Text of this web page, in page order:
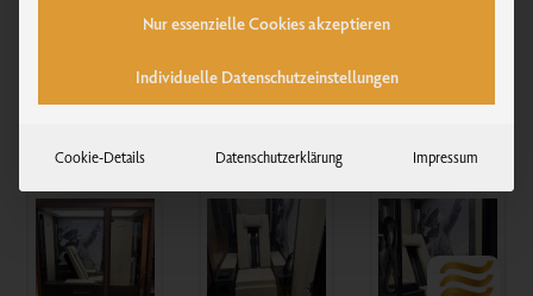
Nur essenzielle Cookies akzeptieren
Individuelle Datenschutzeinstellungen
Cookie-Details Datenschutzerklärung Impressum